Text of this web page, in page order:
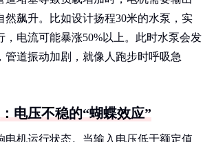
然飙升。比如设计扬程30米的水泵，实
，电流可能暴涨50%以上。此时水泵会发
管道振动加剧，就像人跑步时呼吸急
电压不稳的“蝴蝶效应”
电机运行状态。当输入电压低于额定值